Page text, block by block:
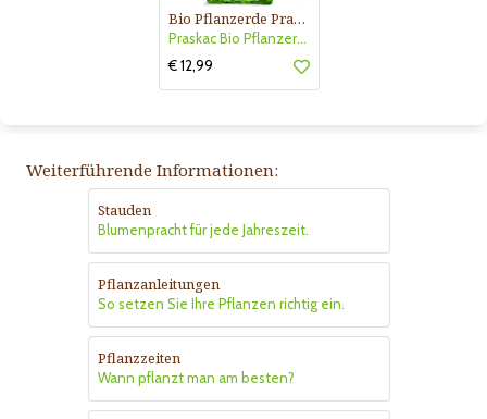
Bio Pflanzerde Praskac
Praskac Bio Pflanzerde
€ 12,99
Weiterführende Informationen:
Stauden
Blumenpracht für jede Jahreszeit.
Pflanzanleitungen
So setzen Sie Ihre Pflanzen richtig ein.
Pflanzzeiten
Wann pflanzt man am besten?